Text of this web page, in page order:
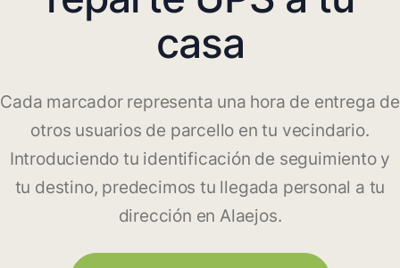
casa
Cada marcador representa una hora de entrega de
otros usuarios de parcello en tu vecindario.
Introduciendo tu identificación de seguimiento y
tu destino, predecimos tu llegada personal a tu
dirección en Alaejos.